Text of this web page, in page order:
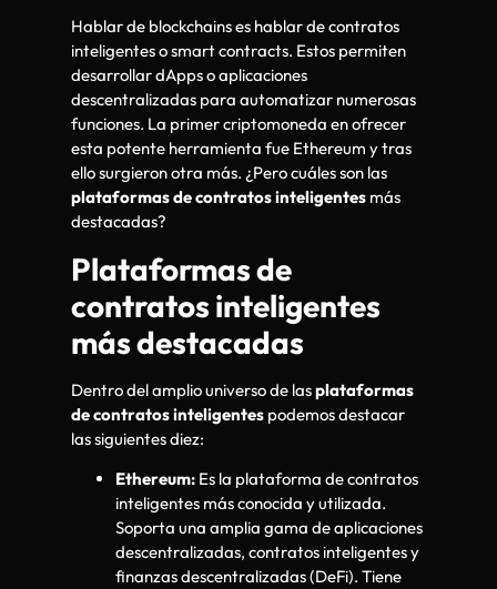
Hablar de blockchains es hablar de contratos
inteligentes o smart contracts. Estos permiten
desarrollar dApps o aplicaciones
descentralizadas para automatizar numerosas
funciones. La primer criptomoneda en ofrecer
esta potente herramienta fue Ethereum y tras
ello surgieron otra más. ¿Pero cuáles son las
plataformas de contratos inteligentes más
destacadas?
Plataformas de
contratos inteligentes
más destacadas
Dentro del amplio universo de lasplataformas
de contratos inteligentes podemos destacar
las siguientes diez:
Ethereum: Es la plataforma de contratos
inteligentes más conocida y utilizada.
Soporta una amplia gama de aplicaciones
descentralizadas, contratos inteligentes y
finanzas descentralizadas (DeFi). Tiene